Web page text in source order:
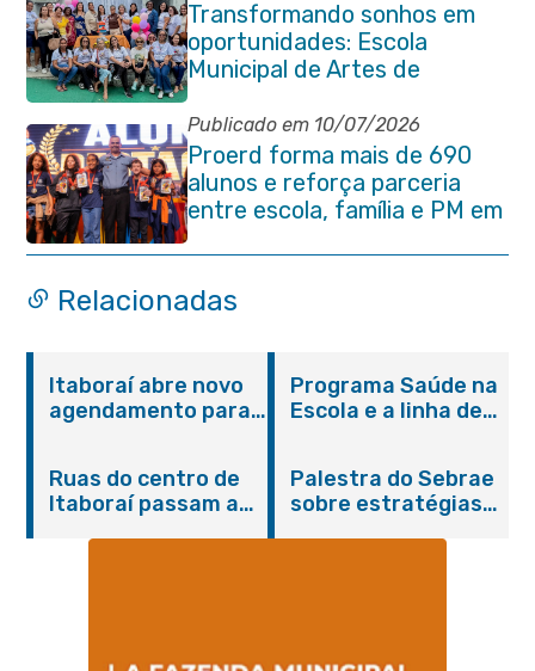
Transformando sonhos em
oportunidades: Escola
Municipal de Artes de
Itaboraí completa 37 anos de
história
Publicado em 10/07/2026
Proerd forma mais de 690
alunos e reforça parceria
entre escola, família e PM em
Itaboraí
Relacionadas
Itaboraí abre novo
agendamento para
Programa Saúde na
Escola e a linha de
promovem
conscientização
sobre hanseníase
Ruas do centro de
Itaboraí passam a
Palestra do Sebrae
sobre estratégias